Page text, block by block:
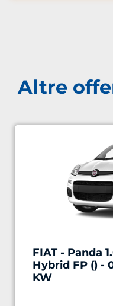
Altre
FIAT - Panda
Hybrid FP () -
KW